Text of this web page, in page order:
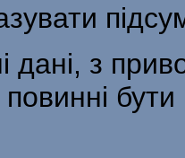
дані, з
бути